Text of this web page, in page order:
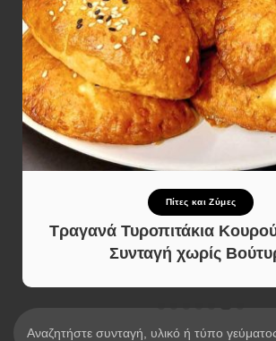
Πίτες και Ζύμες
Τραγανά Τυροπιτάκια
Συνταγή χωρίς